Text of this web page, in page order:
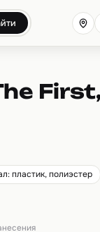
пластик, полиэстер